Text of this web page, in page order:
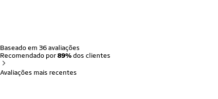
Baseado em 36 avaliações
Recomendado por89%dos clientes
Avaliações mais recentes